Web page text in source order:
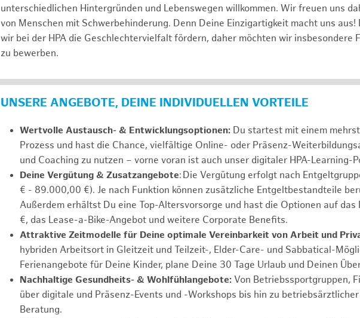
unterschiedlichen Hintergründen und Lebenswegen willkommen. Wir freuen uns
von Menschen mit Schwerbehinderung. Denn Deine Einzigartigkeit macht uns
wir bei der HPA die Geschlechtervielfalt fördern, daher möchten wir insbesondere
zu bewerben.
UNSERE ANGEBOTE, DEINE INDIVIDUELLEN VORTEILE
Wertvolle Austausch- & Entwicklungsoptionen: Du startest mit einem
Prozess und hast die Chance, vielfältige Online- oder Präsenz-
und Coaching zu nutzen – vorne voran ist auch unser digitaler HPA-Learning-
Deine Vergütung & Zusatzangebote: Die Vergütung erfolgt nach
€ - 89.000,00 €). Je nach Funktion können zusätzliche Entgeltbestandteile
Außerdem erhältst Du eine Top-Altersvorsorge und hast die Optionen auf
€, das Lease-a-Bike-Angebot und weitere Corporate Benefits.
Attraktive Zeitmodelle für Deine optimale Vereinbarkeit von Arbeit und
hybriden Arbeitsort in Gleitzeit und Teilzeit-, Elder-Care- und Sabbatical-
Ferienangebote für Deine Kinder, plane Deine 30 Tage Urlaub und Deinen
Nachhaltige Gesundheits- & Wohlfühlangebote: Von Betriebssportgruppen,
über digitale und Präsenz-Events und -Workshops bis hin zu
Beratung.